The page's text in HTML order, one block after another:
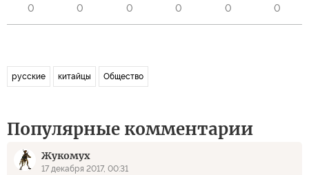
0 0 0 0 0 0
русские китайцы Общество
Популярные комментарии
Жукомух
17 декабря 2017, 00:31